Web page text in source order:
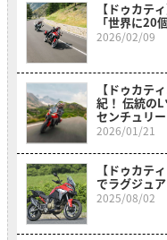
【ドゥカテ
「世界に20
2026/02/09
【ドゥカテ
紀！ 伝統の
センチュリ
2026/01/21
【ドゥカテ
でラグジュ
2025/08/02